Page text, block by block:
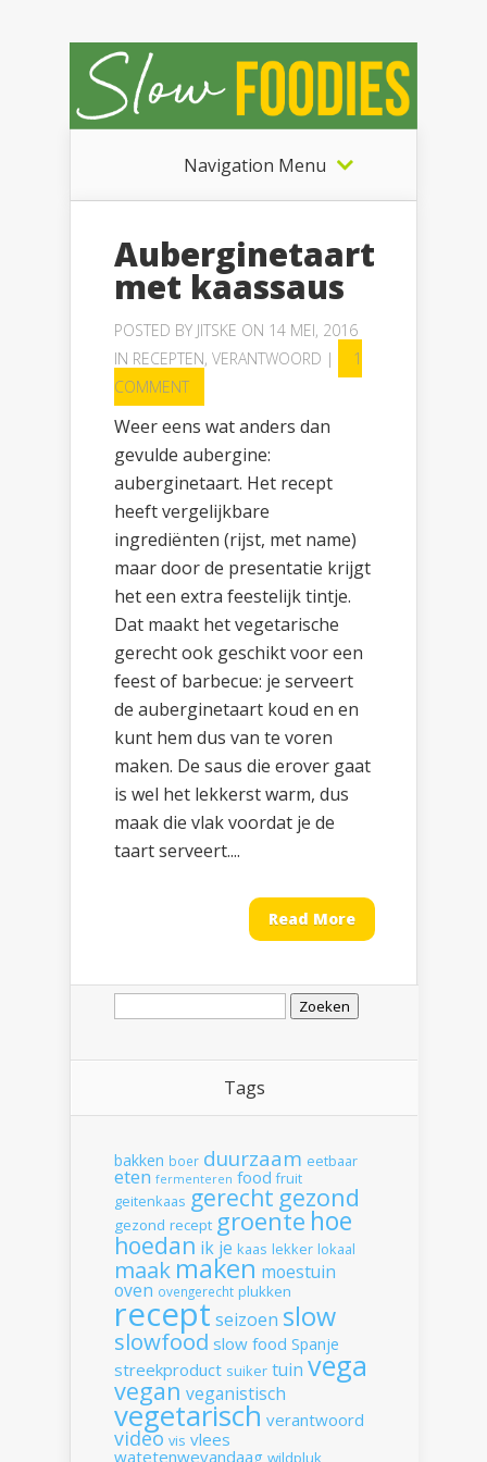
Navigation Menu
Auberginetaart
met kaassaus
POSTED BY JITSKE ON 14 MEI, 2016
IN RECEPTEN, VERANTWOORD |
1
COMMENT
Weer eens wat anders dan
gevulde aubergine:
auberginetaart. Het recept
heeft vergelijkbare
ingrediënten (rijst, met name)
maar door de presentatie krijgt
het een extra feestelijk tintje.
Dat maakt het vegetarische
gerecht ook geschikt voor een
feest of barbecue: je serveert
de auberginetaart koud en en
kunt hem dus van te voren
maken. De saus die erover gaat
is wel het lekkerst warm, dus
maak die vlak voordat je de
taart serveert....
Read More
Zoeken
Tags
bakken boer duurzaam eetbaar
eten fermenteren food fruit
geitenkaas gerecht gezond
gezond recept groente hoe
hoedan ik je kaas lekker lokaal
maak maken moestuin
oven ovengerecht plukken
recept seizoen slow
slowfood slow food Spanje
streekproduct suiker tuin vega
vegan veganistisch
vegetarisch verantwoord
video vis vlees
watetenwevandaag wildpluk